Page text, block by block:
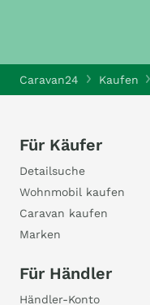
Caravan24 Kaufen
Für Käufer
Detailsuche
Wohnmobil kaufen
Caravan kaufen
Marken
Für Händler
Händler-Konto